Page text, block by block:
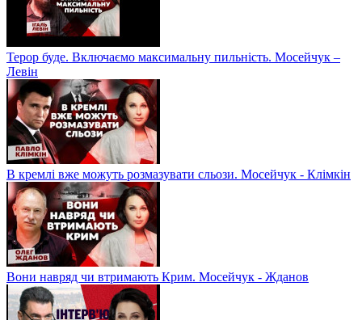
Терор буде. Включаємо максимальну пильність. Мосейчук –
Левін
В кремлі вже можуть розмазувати сльози. Мосейчук - Клімкін
Вони навряд чи втримають Крим. Мосейчук - Жданов